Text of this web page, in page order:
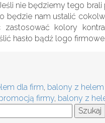
nie będziemy tego brali
będzie nam ustalić
zastosować kolory
hasło bądź logo firmowe.
dla firm, balony z
firmy, balony z